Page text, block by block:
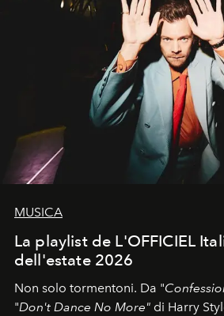
MUSICA
La playlist de L'OFFICIEL
dell'estate 2026
Non solo tormentoni. Da "
"Don't Dance No More" di Harry